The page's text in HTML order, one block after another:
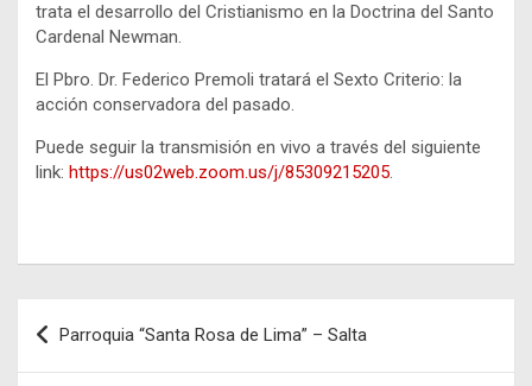
trata el desarrollo del Cristianismo en la Doctrina del Santo
Cardenal Newman.
El Pbro. Dr. Federico Premoli tratará el Sexto Criterio: la
acción conservadora del pasado.
Puede seguir la transmisión en vivo a través del siguiente
link: https://us02web.zoom.us/j/85309215205.
Navegación
de
Parroquia “Santa Rosa de Lima” – Salta